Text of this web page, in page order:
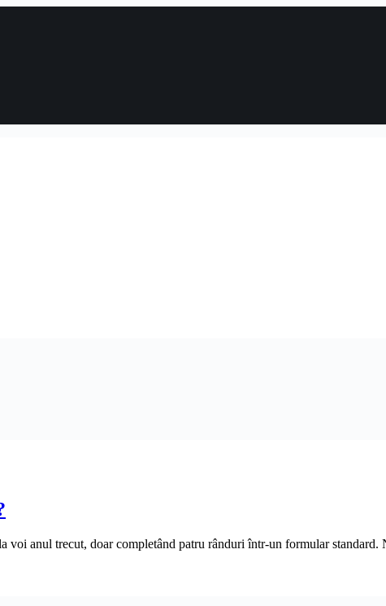
anul trecut, doar completând patru rânduri într-un formular standard.